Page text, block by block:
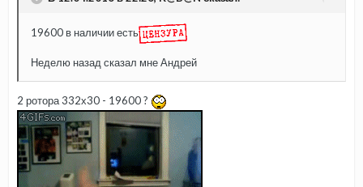
19600 в наличии есть
Неделю назад сказал мне Андрей
2 ротора 332х30 - 19600 ?